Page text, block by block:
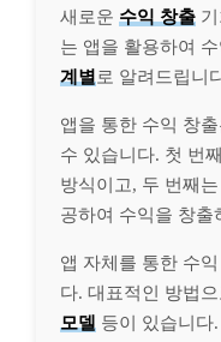
새로운 수익 창출
는 앱을 활용하여
계별로 알려드립니
앱을 통한 수익 창출
수 있습니다. 첫 번
방식이고, 두 번째
공하여 수익을 창출
앱 자체를 통한 수
다. 대표적인 방법
모델 등이 있습니다